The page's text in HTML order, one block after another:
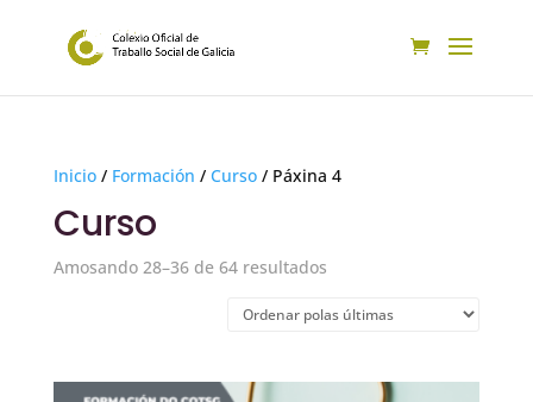
Inicio/ Formación / Curso/ Páxina 4
Curso
Amosando 28–36 de 64 resultadosOrdenado
últimos